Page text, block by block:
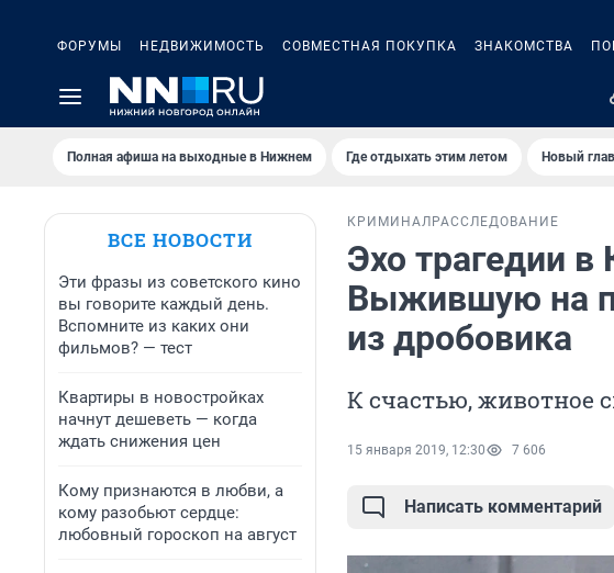
ФОРУМЫ НЕДВИЖИМОСТЬ СОВМЕСТНАЯ ПОКУПКА ЗНАКОМСТВА
Полная афиша на выходные в Нижнем Где отдыхать этим летом Новый
ВСЕ НОВОСТИ
Эти фразы из советского кино
вы говорите каждый день.
Вспомните из каких они
фильмов? — тест
Квартиры в новостройках
начнут дешеветь — когда
ждать снижения цен
Кому признаются в любви, а
кому разобьют сердце:
любовный гороскоп на август
КРИМИНАЛ РАССЛЕДОВАНИЕ
Эхо трагедии
Выжившую на
из дробовика
К счастью, животное
15 января 2019, 12:30 7 606
Написать комментарий